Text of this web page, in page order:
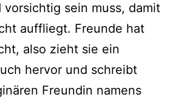
vorsichtig sein muss, damit
auffliegt. Freunde hat
also zieht sie ein
hervor und schreibt
Freundin namens